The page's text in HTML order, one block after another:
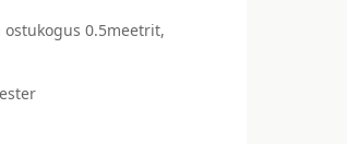
0.5meetrit,